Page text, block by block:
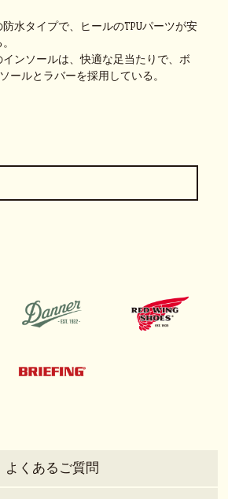
水タイプで、ヒールのTPUパーツが安
ンソールは、快適な足当たりで、ボ
ールとラバーを採用している。
よくあるご質問